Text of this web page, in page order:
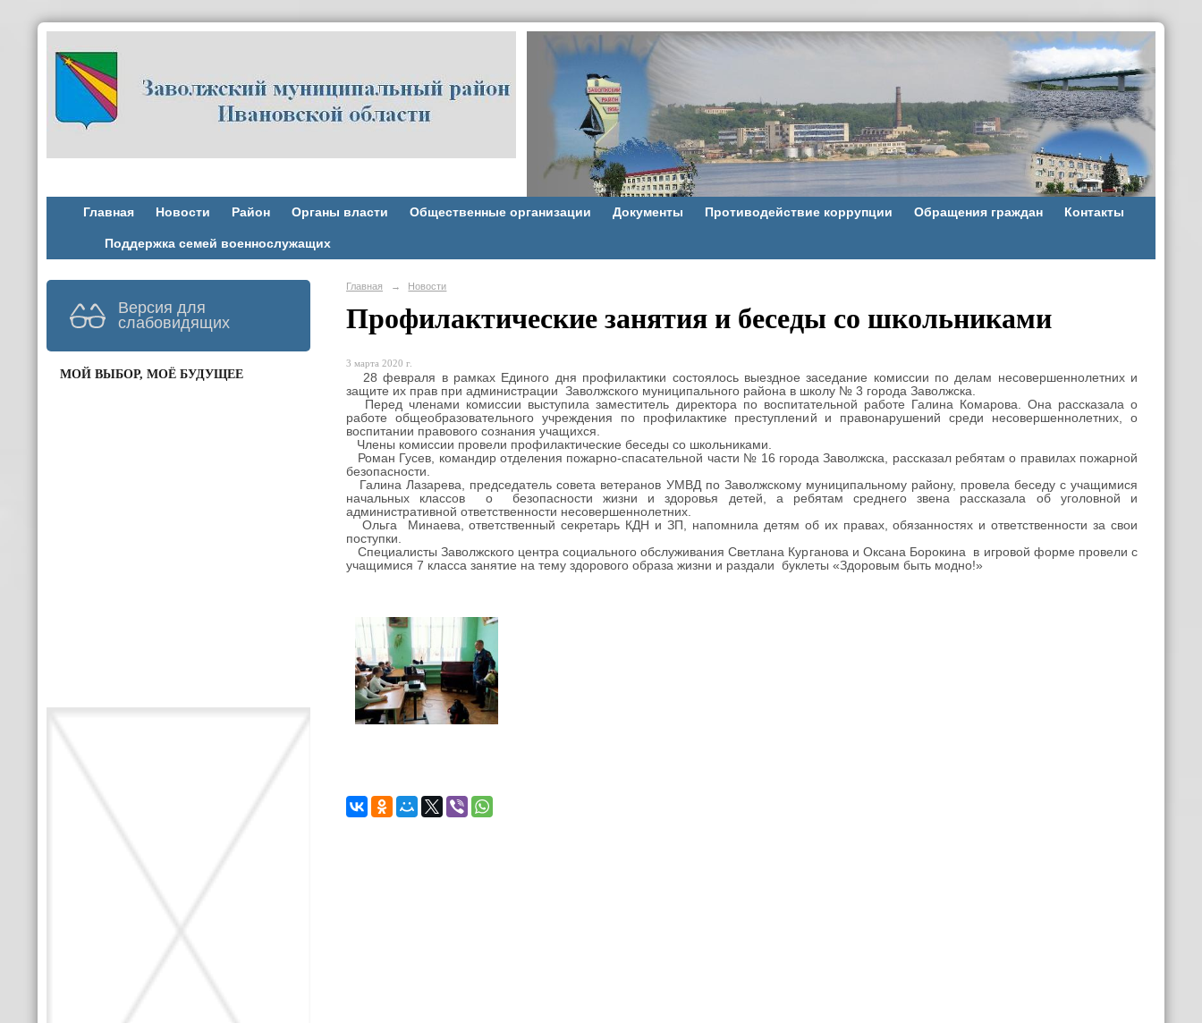
Главная Новости Район Органы власти Общественные организации Документы Противодействие коррупции Обращения граждан Контакты
Поддержка семей военнослужащих
Версия для
слабовидящих
МОЙ ВЫБОР, МОЁ БУДУЩЕЕ
Главная → Новости
Профилактические занятия и беседы со школьниками
3 марта 2020 г.
28 февраля в рамках Единого дня профилактики состоялось выездное заседание комиссии по делам несовершеннолетних и
защите их прав при администрации Заволжского муниципального района в школу № 3 города Заволжска.
Перед членами комиссии выступила заместитель директора по воспитательной работе Галина Комарова. Она рассказала о
работе общеобразовательного учреждения по профилактике преступлений и правонарушений среди несовершеннолетних, о
воспитании правового сознания учащихся.
Члены комиссии провели профилактические беседы со школьниками.
Роман Гусев, командир отделения пожарно-спасательной части № 16 города Заволжска, рассказал ребятам о правилах пожарной
безопасности.
Галина Лазарева, председатель совета ветеранов УМВД по Заволжскому муниципальному району, провела беседу с учащимися
начальных классов о безопасности жизни и здоровья детей, а ребятам среднего звена рассказала об уголовной и
административной ответственности несовершеннолетних.
Ольга Минаева, ответственный секретарь КДН и ЗП, напомнила детям об их правах, обязанностях и ответственности за свои
поступки.
Специалисты Заволжского центра социального обслуживания Светлана Курганова и Оксана Борокина в игровой форме провели с
учащимися 7 класса занятие на тему здорового образа жизни и раздали буклеты «Здоровым быть модно!»